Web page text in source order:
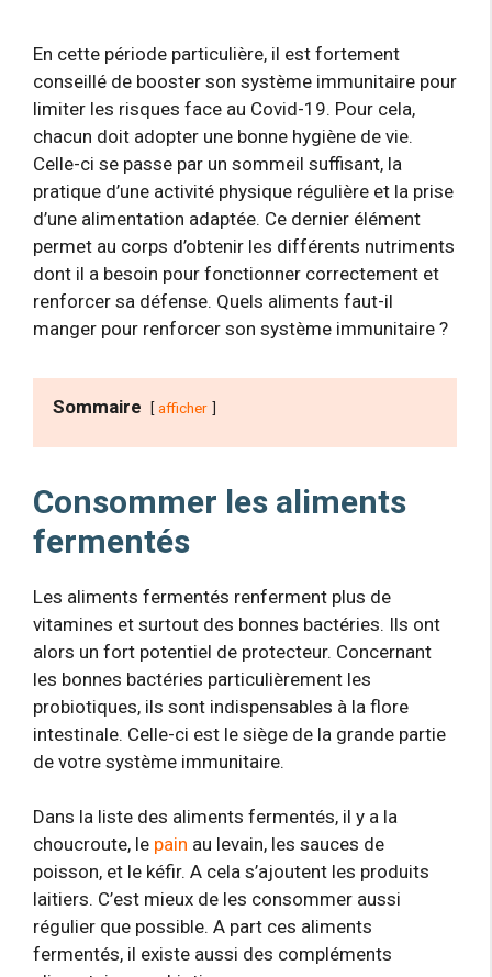
En cette période particulière, il est fortement
conseillé de booster son système immunitaire pour
limiter les risques face au Covid-19. Pour cela,
chacun doit adopter une bonne hygiène de vie.
Celle-ci se passe par un sommeil suffisant, la
pratique d’une activité physique régulière et la prise
d’une alimentation adaptée. Ce dernier élément
permet au corps d’obtenir les différents nutriments
dont il a besoin pour fonctionner correctement et
renforcer sa défense. Quels aliments faut-il
manger pour renforcer son système immunitaire ?
Sommaire afficher
Consommer les aliments
fermentés
Les aliments fermentés renferment plus de
vitamines et surtout des bonnes bactéries. Ils ont
alors un fort potentiel de protecteur. Concernant
les bonnes bactéries particulièrement les
probiotiques, ils sont indispensables à la flore
intestinale. Celle-ci est le siège de la grande partie
de votre système immunitaire.
Dans la liste des aliments fermentés, il y a la
choucroute, le pain au levain, les sauces de
poisson, et le kéfir. A cela s’ajoutent les produits
laitiers. C’est mieux de les consommer aussi
régulier que possible. A part ces aliments
fermentés, il existe aussi des compléments